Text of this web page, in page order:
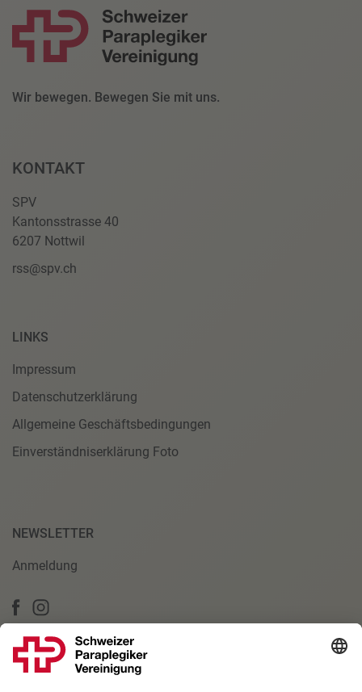
Wir bewegen. Bewegen Sie mit uns.
KONTAKT
SPV
Kantonsstrasse 40
6207 Nottwil
rss@spv.ch
LINKS
Impressum
Datenschutzerklärung
Allgemeine Geschäftsbedingungen
Einverständniserklärung Foto
NEWSLETTER
Anmeldung